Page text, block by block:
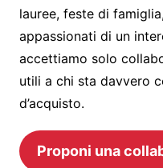
lauree, feste di
appassionati di un
accettiamo solo
utili a chi sta davvero
d’acquisto.
Proponi una